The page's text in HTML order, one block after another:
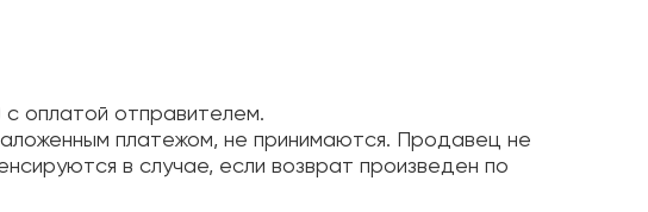
оплатой отправителем.
платежом, не принимаются. Продавец не
в случае, если возврат произведен по